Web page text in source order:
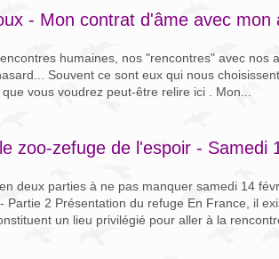
- Mon contrat d'âme avec mon
humaines, nos "rencontres" avec nos
Souvent ce sont eux qui nous
vous voudrez peut-être relire ici . Mon...
zoo-zefuge de l'espoir - Samedi
deux parties à ne pas manquer samedi 14
Partie 2 Présentation du refuge En France, il
un lieu privilégié pour aller à la